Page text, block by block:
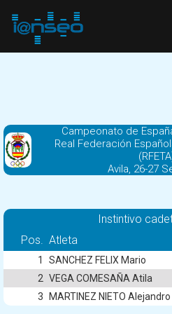
Campeonato de
Real Federación
Avila, 26-27
Instintivo
Pos. Atleta
1 SANCHEZ FELIX Mario
2 VEGA COMESAÑA Atila
3
MARTINEZ NIETO Alejandro